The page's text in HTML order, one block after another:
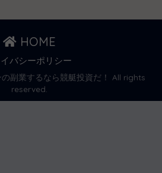
HOME
バシーポリシー
副業するなら競艇投資だ！ All rights
reserved.